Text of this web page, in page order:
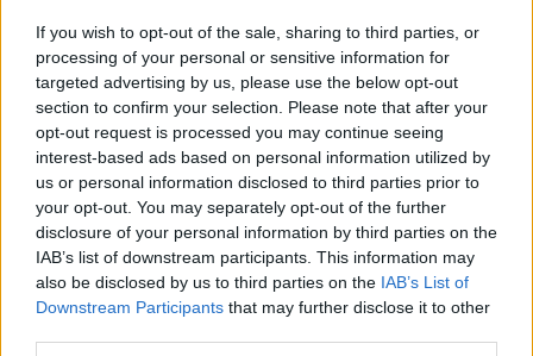
If you wish to opt-out of the sale, sharing to third parties, or
processing of your personal or sensitive information for
targeted advertising by us, please use the below opt-out
section to confirm your selection. Please note that after your
opt-out request is processed you may continue seeing
interest-based ads based on personal information utilized by
us or personal information disclosed to third parties prior to
your opt-out. You may separately opt-out of the further
disclosure of your personal information by third parties on the
IAB’s list of downstream participants. This information may
also be disclosed by us to third parties on the IAB’s List of
Downstream Participants that may further disclose it to other
odvozovat nikoli od ochoty systému, ale od nezbytnosti
důsledně ochránit stávající přírodní zdroje a ekosystémy,
případně pro ně vytvořit dlouhodobě vhodné podmínky k
postupné přirozené regeneraci a rehabilitaci. A to je právě
ten problém. Tohle nemůže reálný kapitalismus nikdy
dopustit. Mezi prováděnými ekologizačními kroky a
objektivně nutnými opatřeními k zastavení devastace zeje
široká propast nepřijatelnosti, překročitelná jen přes
mrtvolu reálného kapitalismu!
Co tedy dělat?
Odstranění či principiální proměna reálného kapitalismu
je v českých poměrech i ve světě nespornou nutností.
Žádný konec dějin se nekoná a jejich příští dějství bude
pravděpodobně zrovna o tomto. Nicméně změna dnes